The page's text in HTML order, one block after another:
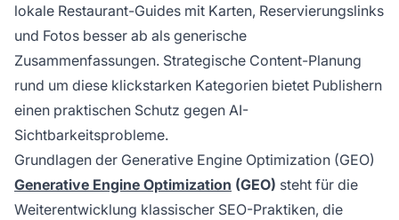
lokale Restaurant-Guides mit Karten, Reservierungslinks
und Fotos besser ab als generische
Zusammenfassungen. Strategische Content-Planung
rund um diese klickstarken Kategorien bietet Publishern
einen praktischen Schutz gegen AI-
Sichtbarkeitsprobleme.
Grundlagen der Generative Engine Optimization (GEO)
Generative Engine Optimization (GEO) steht für die
Weiterentwicklung klassischer SEO-Praktiken, die